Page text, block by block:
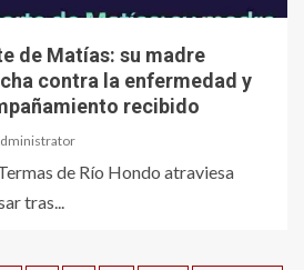
de Matías: su madre
contra la enfermedad y
recibido
de Río Hondo atraviesa
tras...